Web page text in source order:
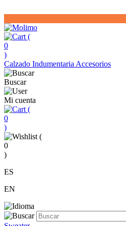
(
0
)
Calzado Indumentaria Accesorios
Buscar
Mi cuenta
(
0
)
(
0
)
ES
EN